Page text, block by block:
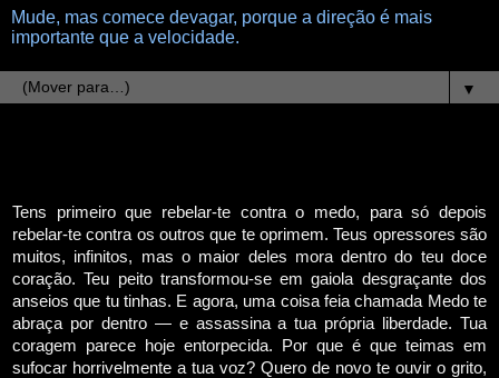
Mude, mas comece devagar, porque a direção é mais
importante que a velocidade.
▼
Tens primeiro que rebelar-te contra o medo, para só depois
rebelar-te contra os outros que te oprimem. Teus opressores são
muitos, infinitos, mas o maior deles mora dentro do teu doce
coração. Teu peito transformou-se em gaiola desgraçante dos
anseios que tu tinhas. E agora, uma coisa feia chamada Medo te
abraça por dentro — e assassina a tua própria liberdade. Tua
coragem parece hoje entorpecida. Por que é que teimas em
sufocar horrivelmente a tua voz? Quero de novo te ouvir o grito,